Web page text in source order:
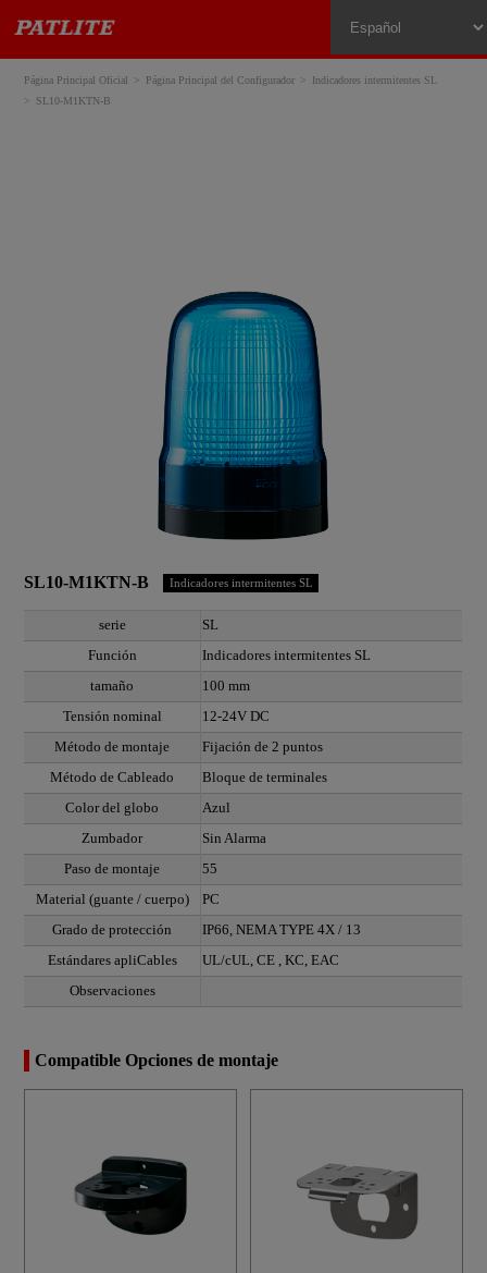
Página Principal Oficial Página Principal del Configurador
Indicadores intermitentes SL
SL10-M1KTN-B
SL10-M1KTN-B Indicadores intermitentes SL
serie
SL
Función
Indicadores intermitentes SL
tamaño
100 mm
Tensión nominal
12-24V DC
Método de montaje
Fijación de 2 puntos
Método de Cableado
Bloque de terminales
Color del globo
Azul
Zumbador
Sin Alarma
Paso de montaje
55
Material (guante / cuerpo)
PC
Grado de protección
IP66, NEMA TYPE 4X / 13
Estándares apliCables
UL/cUL, CE , KC, EAC
Observaciones
Compatible Opciones de montaje